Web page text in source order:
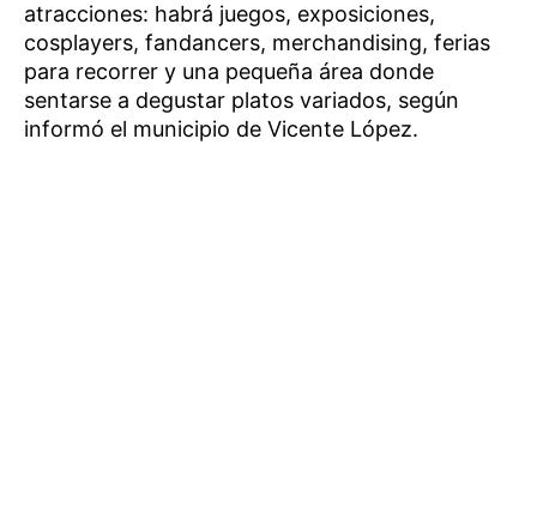
atracciones: habrá juegos, exposiciones,
cosplayers, fandancers, merchandising, ferias
para recorrer y una pequeña área donde
sentarse a degustar platos variados, según
informó el municipio de Vicente López.